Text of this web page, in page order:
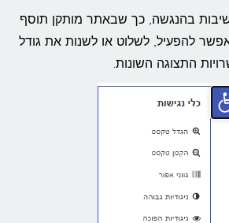
בהנגשה, כך שבאתר מותקן תוסף
להפעיל, לשלוט או לשנות את גודל
התצוגה השונות.